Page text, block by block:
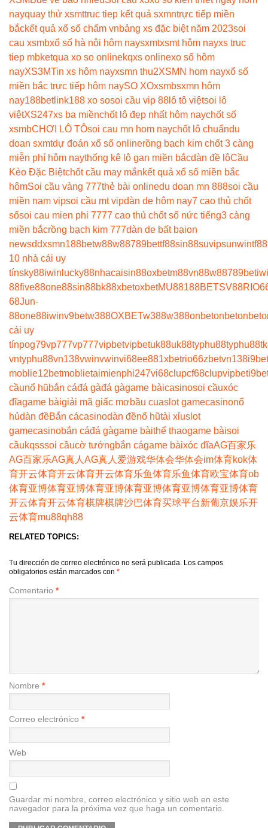
nayquay thử xsmttruc tiep kết quả sxmntrực tiếp miền
bắckết quả xổ số chấm vnbảng xs đặc biệt năm 2023soi
cau xsmbxổ số hà nội hôm naysxmtxsmt hôm nayxs truc
tiep mbketqua xo so onlinekqxs onlinexo số hôm
nayXS3MTin xs hôm nayxsmn thu2XSMN hom nayxổ số
miền bắc trực tiếp hôm naySO XOxsmbsxmn hôm
nay188betlink188 xo sosoi cầu vip 88 lô tô việtsoi lô
việtXS247xs ba miềnchốt lô đẹp nhất hôm naychốt số
xsmbCHƠI LÔ TÔsoi cau mn hom naychốt lô chuẩndu
doan sxmtdự đoán xổ số onlinerồng bạch kim chốt 3 càng
miễn phí hôm naythống kê lô gan miền bắcdàn đề lôCầu
Kèo Đặc Biệtchốt cầu may mắnkết quả xổ số miền bắc
hômSoi cầu vàng 777thẻ bài onlinedu doan mn 888soi cầu
miền nam vipsoi cầu mt vipdàn de hôm nay7 cao thủ chốt
sốsoi cau mien phi 7777 cao thủ chốt số nức tiếng3 càng
miền bắcrồng bạch kim 777dàn de bất bạion
newsddxsmn188betw88w88789bettf88sin88suvipsunwintf88
10 nhà cái uy
tínsky88iwin lucky88nhacaisin88oxbetm88vn88w88789bet
88five88one88sin88bk88xbetoxbetMU88188BETSV88
68Jun-
88one88iwinv9betw388OXBETw388w388onbetonbetonbet
cái uy
tínpog79vp777vp777vipbetvipbetuk88uk88typhu88typhu88
vntyphu88vn138vwinvwinvi68ee881xbetrio66zbetvn138
moblie12betmoblietaimienphi247vi68clupcf68clupvipbet
cầunổ hũbắn cáđá gàđá gàgame bàicasinosoi cầuxóc
đĩagame bàigiải mã giấc mơbầu cuaslot gamecasinonổ
hủdàn đềBắn cácasinodàn đềnổ hũtài xỉuslot
gamecasinobắn cáđá gàgame bàithể thaogame bàisoi
cầukqsssoi cầucờ tướngbắn cágame bàixóc đĩaAG百家乐
AG百家乐AG真人 AG真人 爱游戏华体会华体会im体育kok体
育开云体育开云体育开云体育乐鱼体育乐鱼体育欧宝体育ob
体育亚博体育亚博体育亚博体育亚博体育亚博体育亚博体育
开云体育开云体育棋牌棋牌沙巴体育买球平台新葡京娱乐开
云体育mu88qh88
RELATED TOPICS:
Tu dirección de correo electrónico no será publicada. Los campos
obligatorios están marcados con *
Comentario *
Nombre *
Correo electrónico *
Web
Guardar mi nombre, correo electrónico y sitio web en este
navegador para la próxima vez que haga un comentario.